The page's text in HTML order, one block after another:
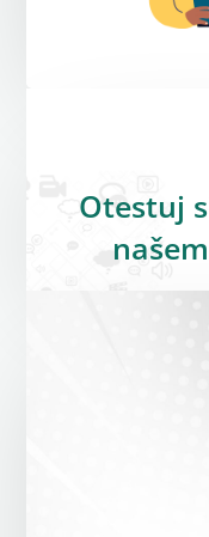
Otestuj